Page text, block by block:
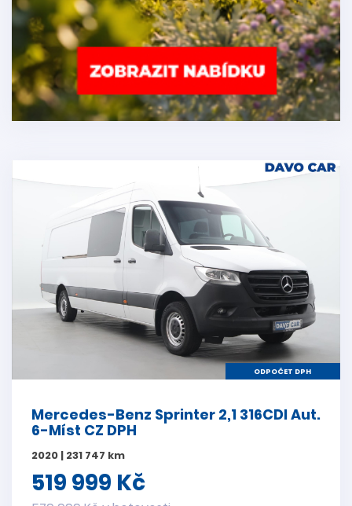
ODPOČET DPH
Mercedes-Benz Sprinter 2,1 316CDI Aut.
6-Míst CZ DPH
2020 | 231 747 km
519 999 Kč